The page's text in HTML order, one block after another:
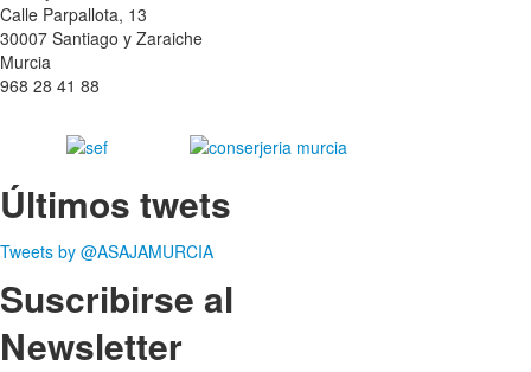
Calle Parpallota, 13
30007 Santiago y Zaraiche
Murcia
968 28 41 88
Últimos twets
Tweets by @ASAJAMURCIA
Suscribirse al
Newsletter